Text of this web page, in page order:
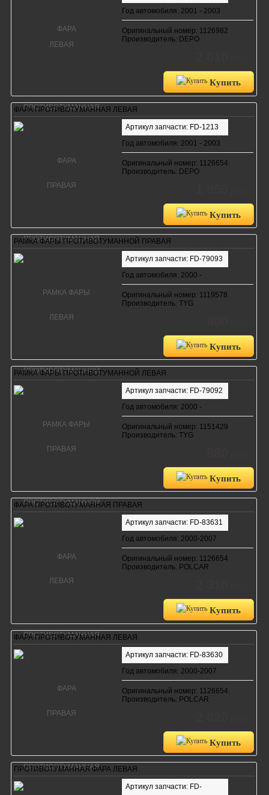
Год автомобиля: 2001 - 2003
Оригинальный номер: 1126982
Производитель: DEPO
Купить
ФАРА ПРОТИВОТУМАННАЯ ЛЕВАЯ
Артикул запчасти: FD-1213
Год автомобиля: 2001 - 2003
Оригинальный номер: 1126654
Производитель: DEPO
Купить
РАМКА ФАРЫ ПРОТИВОТУМАННОЙ ПРАВАЯ
Артикул запчасти: FD-79093
Год автомобиля: 2000 -
Оригинальный номер: 1119578
Производитель: TYG
Купить
РАМКА ФАРЫ ПРОТИВОТУМАННОЙ ЛЕВАЯ
Артикул запчасти: FD-79092
Год автомобиля: 2000 -
Оригинальный номер: 1151429
Производитель: TYG
Купить
ФАРА ПРОТИВОТУМАННАЯ ПРАВАЯ
Артикул запчасти: FD-83631
Год автомобиля: 2000-2007
Оригинальный номер: 1126654
Производитель: POLCAR
Купить
ФАРА ПРОТИВОТУМАННАЯ ЛЕВАЯ
Артикул запчасти: FD-83630
Год автомобиля: 2000-2007
Оригинальный номер: 1126654
Производитель: POLCAR
Купить
ПРОТИВОТУМАННАЯ ФАРА ЛЕВАЯ
Артикул запчасти: FD-